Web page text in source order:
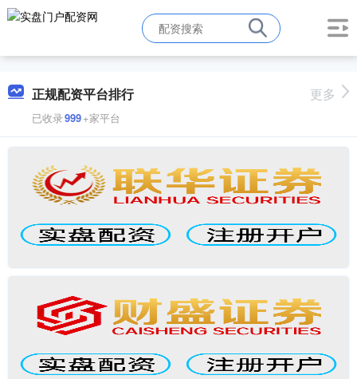
正规配资平台排行
已收录999+家平台
更多